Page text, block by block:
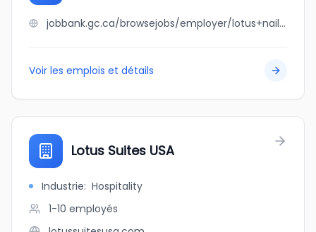
jobbank.gc.ca/browsejobs/employer/lotus+nails+and+spa/ca
Voir les emplois et détails
Lotus Suites USA
Industrie: Hospitality
1-10 employés